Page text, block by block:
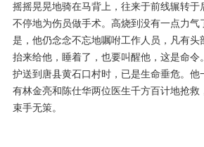
摇摇晃晃地骑在马背上，往来于前线辗转于
不停地为伤员做手术。高烧到没有一点力气
是，他仍念念不忘地嘱咐工作人员，凡有头
抬来给他，睡着了，也要叫醒他，这是命令
护送到唐县黄石口村时，已是生命垂危。他
有林金亮和陈仕华两位医生千方百计地抢救
束手无策。